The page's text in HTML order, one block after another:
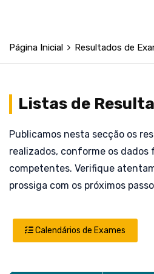
Página Inicial Resultados de
Listas de
Publicamos nesta secção os
realizados, conforme os dados
competentes. Verifique
prossiga com os próximos
Calendários de Exames